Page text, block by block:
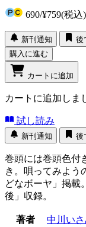
690/¥759(税込)
新刊通知
後
購入に進む
カートに追加
カートに追加しま
試し読み
新刊通知 後
巻頭には巻頭色付
き。唄ってみよう
どなボーヤ」掲載
後」収録。
著者
中川いさ